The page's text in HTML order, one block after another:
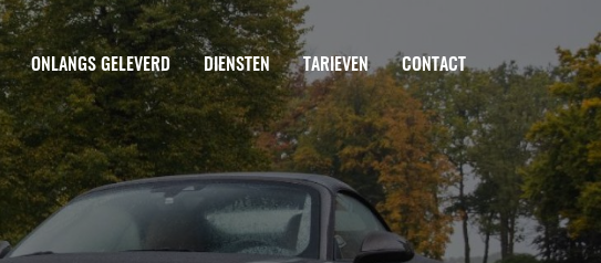
ONLANGS GELEVERD DIENSTEN TARIEVEN CONTACT